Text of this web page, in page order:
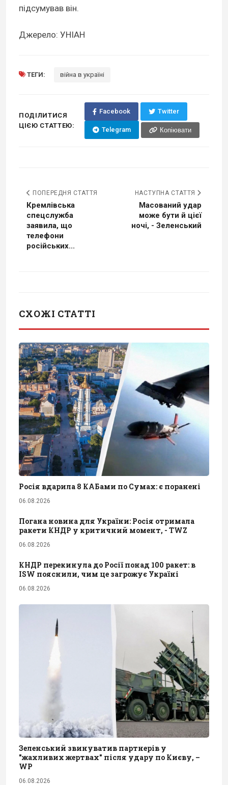
підсумував він.
Джерело: УНІАН
ТЕГИ: війна в україні
ПОДІЛИТИСЯ
ЦІЄЮ СТАТТЕЮ:
Facebook Twitter
Telegram Копіювати
ПОПЕРЕДНЯ СТАТТЯ
Кремлівська
спецслужба
заявила, що
телефони
російських...
НАСТУПНА СТАТТЯ
Масований удар
може бути й цієї
ночі, - Зеленський
СХОЖІ СТАТТІ
Росія вдарила 8 КАБами по Сумах: є поранені
06.08.2026
Погана новина для України: Росія отримала
ракети КНДР у критичний момент, - TWZ
06.08.2026
КНДР перекинула до Росії понад 100 ракет: в
ISW пояснили, чим це загрожує Україні
06.08.2026
Зеленський звинуватив партнерів у
"жахливих жертвах" після удару по Києву, –
WP
06.08.2026